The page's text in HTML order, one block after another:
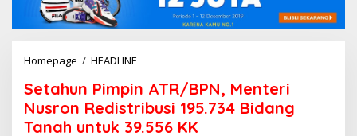
Homepage / HEADLINE
ATR/BPN,
Menteri
Nusron
Redistribusi
Setahun Pimpin ATR/BPN, Menteri
Nusron Redistribusi 195.734 Bidang
Tanah untuk 39.556 KK